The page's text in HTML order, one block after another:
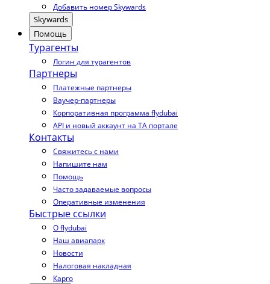
Добавить номер Skywards
Skywards
Помощь
Турагенты
Логин для турагентов
Партнеры
Платежные партнеры
Ваучер-партнеры
Корпоративная программа flydubai
API и новый аккаунт на TA портале
Контакты
Свяжитесь с нами
Напишите нам
Помощь
Часто задаваемые вопросы
Оперативные изменения
Быстрые ссылки
О flydubai
Наш авиапарк
Новости
Налоговая накладная
Карго